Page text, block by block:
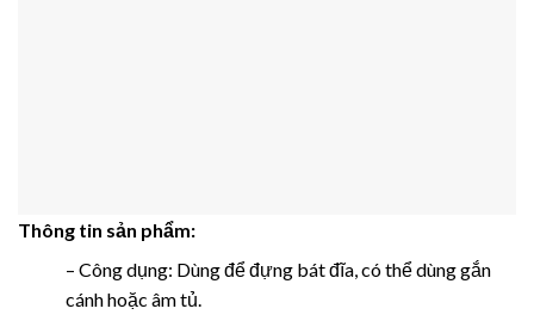
Thông tin sản phẩm:
– Công dụng: Dùng để đựng bát đĩa, có thể dùng gắn
cánh hoặc âm tủ.